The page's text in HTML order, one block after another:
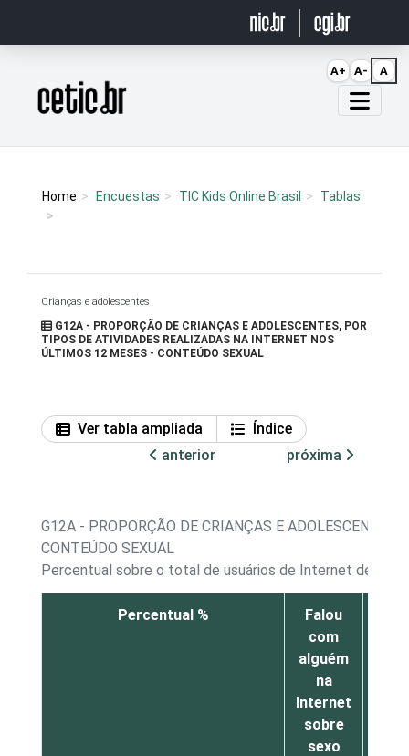
Página inicial
Home Encuestas TIC Kids Online Brasil Tablas
Crianças e adolescentes
G12A - PROPORÇÃO DE CRIANÇAS E ADOLESCENTES, POR
TIPOS DE ATIVIDADES REALIZADAS NA INTERNET NOS
ÚLTIMOS 12 MESES - CONTEÚDO SEXUAL
Ver tabla ampliada
Índice
anterior
próxima
G12A - PROPORÇÃO DE CRIANÇAS E
CONTEÚDO SEXUAL
Percentual sobre o total de usuários de Internet de 11 a
Percentual %
Falou
com
alguém
na
Internet
sobre
sexo
A+ A- A